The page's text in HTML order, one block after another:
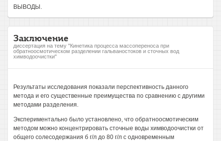
ВЫВОДЫ.
Заключение
диссертация на тему "Кинетика процесса массопереноса при
обратноосмотическом разделении гальваностоков и сточных вод
химводоочистки"
Результаты исследования показали перспективность данного
метода и его существенные преимущества по сравнению с другими
методами разделения.
Экспериментально было установлено, что обратноосмотическим
методом можно концентрировать сточные воды химводоочистки от
общего солесодержания б г/л до 80 г/л с одновременным